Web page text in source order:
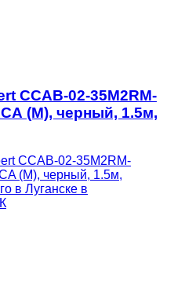
CCAB-02-35M2RM-
(M), черный, 1.5м,